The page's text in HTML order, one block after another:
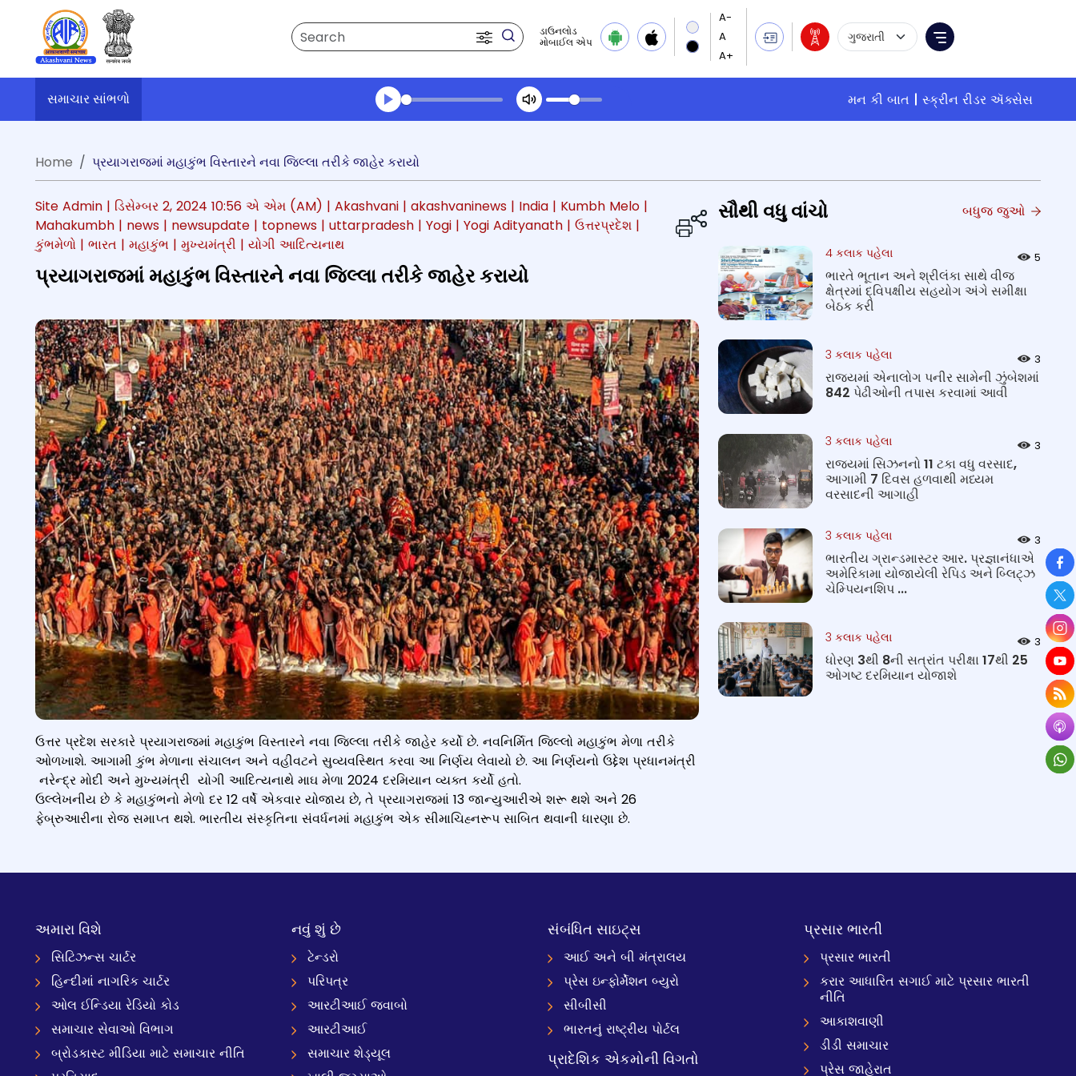
Search
ડાઉનલોડ
મોબાઈલ એપ
Language Selection
Menu
સમાચાર સાંભળો મન કી બાત
સ્ક્રીન રીડર ઍક્સેસ
Transcript summary
Home
પ્રયાગરાજમાં મહાકુંભ વિસ્તારને નવા જિલ્લા તરીકે જાહેર કરાયો
Site Admin | ડિસેમ્બર 2, 2024 10:56 એ એમ (AM) | Akashvani | akashvaninews | India | Kumbh Melo |
Mahakumbh | news | newsupdate | topnews | uttarpradesh | Yogi | Yogi Adityanath | ઉત્તરપ્રદેશ |
કુંભમેળો | ભારત | મહાકુંભ | મુખ્યમંત્રી | યોગી આદિત્યનાથ
પ્રયાગરાજમાં મહાકુંભ વિસ્તારને નવા જિલ્લા તરીકે જાહેર કરાયો
ઉત્તર પ્રદેશ સરકારે પ્રયાગરાજમાં મહાકુંભ વિસ્તારને નવા જિલ્લા તરીકે જાહેર કર્યો છે. નવનિર્મિત જિલ્લો મહાકુંભ મેળા તરીકે
ઓળખાશે. આગામી કુંભ મેળાના સંચાલન અને વહીવટને સુવ્યવસ્થિત કરવા આ નિર્ણય લેવાયો છે. આ નિર્ણયનો ઉદ્દેશ પ્રધાનમંત્રી
નરેન્દ્ર મોદી અને મુખ્યમંત્રી યોગી આદિત્યનાથે માઘ મેળા 2024 દરમિયાન વ્યક્ત કર્યો હતો.
ઉલ્લેખનીય છે કે મહાકુંભનો મેળો દર 12 વર્ષે એકવાર યોજાય છે, તે પ્રયાગરાજમાં 13 જાન્યુઆરીએ શરૂ થશે અને 26
ફેબ્રુઆરીના રોજ સમાપ્ત થશે. ભારતીય સંસ્કૃતિના સંવર્ધનમાં મહાકુંભ એક સીમાચિહ્નરૂપ સાબિત થવાની ધારણા છે.
સૌથી વધુ વાંચો બધુજ જુઓ
4 કલાક પહેલા 5
ભારતે ભૂતાન અને શ્રીલંકા સાથે વીજ
ક્ષેત્રમાં દ્વિપક્ષીય સહયોગ અંગે સમીક્ષા
બેઠક કરી
3 કલાક પહેલા 3
રાજ્યમાં એનાલોગ પનીર સામેની ઝુંબેશમાં
842 પેઢીઓની તપાસ કરવામાં આવી
3 કલાક પહેલા 3
રાજ્યમાં સિઝનનો 11 ટકા વધુ વરસાદ,
આગામી 7 દિવસ હળવાથી મધ્યમ
વરસાદની આગાહી
3 કલાક પહેલા 3
ભારતીય ગ્રાન્ડમાસ્ટર આર. પ્રજ્ઞાનંધાએ
અમેરિકામા યોજાયેલી રેપિડ અને બ્લિટ્ઝ
ચેમ્પિયનશિપ ...
3 કલાક પહેલા 3
ધોરણ 3થી 8ની સત્રાંત પરીક્ષા 17થી 25
ઓગષ્ટ દરમિયાન યોજાશે
અમારા વિશે
સિટિઝન્સ ચાર્ટર
હિન્દીમાં નાગરિક ચાર્ટર
ઓલ ઈન્ડિયા રેડિયો કોડ
સમાચાર સેવાઓ વિભાગ
બ્રોડકાસ્ટ મીડિયા માટે સમાચાર નીતિ
નવું શું છે
ટેન્ડરો
પરિપત્ર
આરટીઆઈ જવાબો
આરટીઆઈ
સમાચાર શેડ્યૂલ
સંબંધિત સાઇટ્સ
આઈ અને બી મંત્રાલય
પ્રેસ ઇન્ફોર્મેશન બ્યુરો
સીબીસી
ભારતનું રાષ્ટ્રીય પોર્ટલ
પ્રાદેશિક એકમોની વિગતો
પ્રસાર ભારતી
પ્રસાર ભારતી
કરાર આધારિત સગાઈ માટે પ્રસાર ભારતી
નીતિ
આકાશવાણી
ડીડી સમાચાર
પ્રેસ જાહેરાત